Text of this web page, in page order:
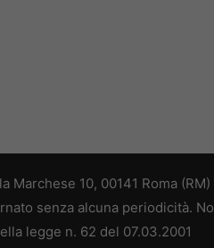
10, 00141 Roma
senza alcuna periodicità.
legge n. 62 del 07.03.2001